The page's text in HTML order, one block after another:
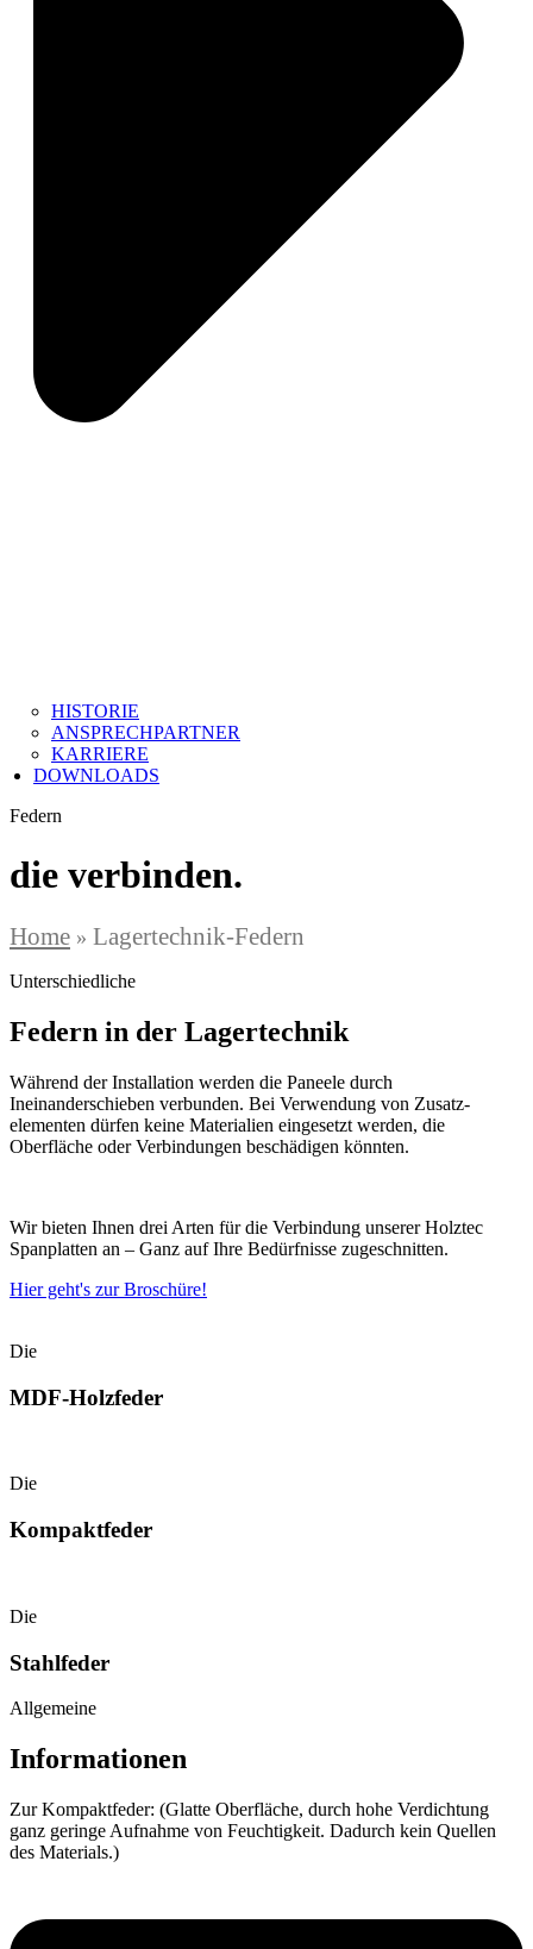
HISTORIE
ANSPRECHPARTNER
KARRIERE
DOWNLOADS
Federn
die verbinden.
Home » Lagertechnik-Federn
Unterschiedliche
Federn in der Lagertechnik
Während der Installation werden die Paneele durch
Ineinanderschieben verbunden. Bei Verwendung von Zusatz­
elementen dürfen keine Materialien eingesetzt werden, die
Oberfläche oder Verbindungen beschädigen könnten.
Wir bieten Ihnen drei Arten für die Verbindung unserer Holztec
Spanplatten an – Ganz auf Ihre Bedürfnisse zugeschnitten.
Hier geht's zur Broschüre!
Die
MDF-Holzfeder
Die
Kompaktfeder
Die
Stahlfeder
Allgemeine
Informationen
Zur Kompaktfeder: (Glatte Oberfläche, durch hohe Verdichtung
ganz geringe Aufnahme von Feuchtigkeit. Dadurch kein Quellen
des Materials.)